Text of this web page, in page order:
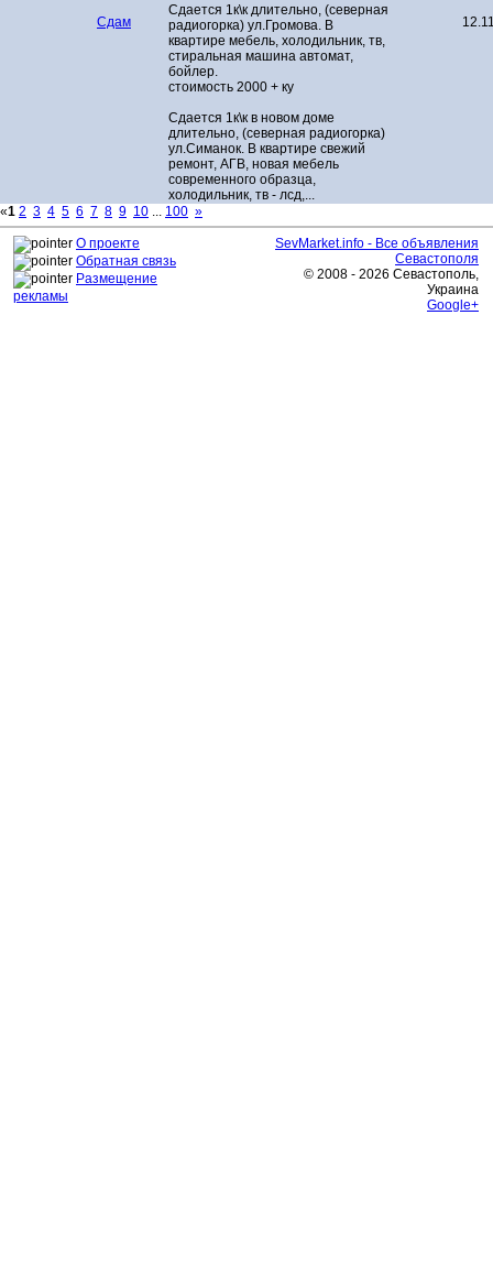
Сдам
Сдается 1к\к длительно, (северная
радиогорка) ул.Громова. В
квартире мебель, холодильник, тв,
стиральная машина автомат,
бойлер.
стоимость 2000 + ку
Сдается 1к\к в новом доме
длительно, (северная радиогорка)
ул.Симанок. В квартире свежий
ремонт, АГВ, новая мебель
современного образца,
холодильник, тв - лсд,...
«1 2 3 4 5 6 7 8 9 10 ... 100 »
О проекте
Обратная связь
Размещение
рекламы
SevMarket.info - Все объявления
Севастополя
© 2008 - 2026 Севастополь,
Украина
Google+